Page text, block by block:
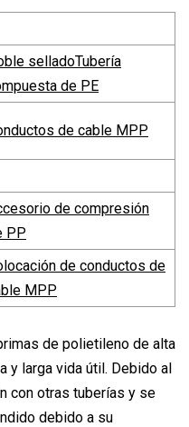
selladoTubería
de PE
de cable MPP
de compresión
PP
de conductos de
MPP
de polietileno de alta
y larga vida útil. Debido al
con otras tuberías y se
debido a su